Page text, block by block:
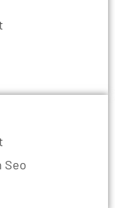
Seo